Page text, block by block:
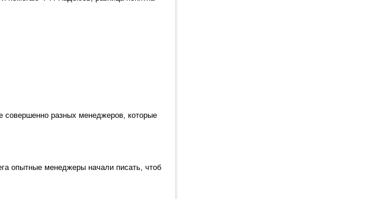
совершенно разных менеджеров, которые
опытные менеджеры начали писать, чтоб